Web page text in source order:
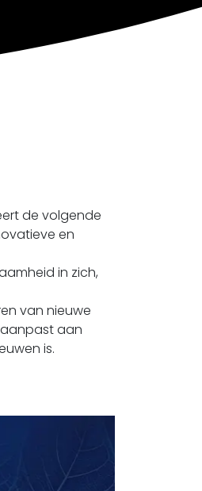
de volgende
en
in zich,
van nieuwe
aanpast aan
is.